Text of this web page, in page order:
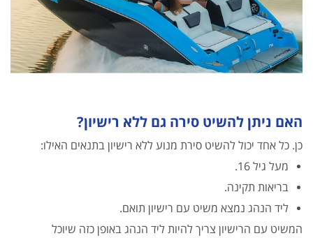
האם ניתן להשיט סירה גם ללא רישיון?
כן. כל אחד יכול להשיט סירת מנוע ללא רישיון בתנאים האילו:
מעל גיל 16.
בריאות תקינה.
ליד הנהג נמצא משיט עם רישיון תואם.
המשיט עם הרישיון צריך להיות ליד הנהג באופן כזה שיוכל